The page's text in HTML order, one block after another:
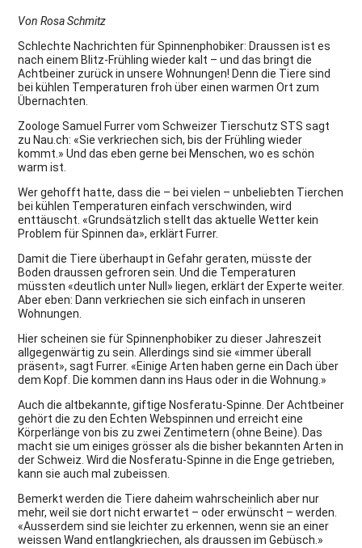
Von Rosa Schmitz
Schlechte Nachrichten für Spinnenphobiker: Draussen ist es
nach einem Blitz-Frühling wieder kalt – und das bringt die
Achtbeiner zurück in unsere Wohnungen! Denn die Tiere sind
bei kühlen Temperaturen froh über einen warmen Ort zum
Übernachten.
Zoologe Samuel Furrer vom Schweizer Tierschutz STS sagt
zu Nau.ch: «Sie verkriechen sich, bis der Frühling wieder
kommt.» Und das eben gerne bei Menschen, wo es schön
warm ist.
Wer gehofft hatte, dass die – bei vielen – unbeliebten Tierchen
bei kühlen Temperaturen einfach verschwinden, wird
enttäuscht. «Grundsätzlich stellt das aktuelle Wetter kein
Problem für Spinnen da», erklärt Furrer.
Damit die Tiere überhaupt in Gefahr geraten, müsste der
Boden draussen gefroren sein. Und die Temperaturen
müssten «deutlich unter Null» liegen, erklärt der Experte weiter.
Aber eben: Dann verkriechen sie sich einfach in unseren
Wohnungen.
Hier scheinen sie für Spinnenphobiker zu dieser Jahreszeit
allgegenwärtig zu sein. Allerdings sind sie «immer überall
präsent», sagt Furrer. «Einige Arten haben gerne ein Dach über
dem Kopf. Die kommen dann ins Haus oder in die Wohnung.»
Auch die altbekannte, giftige Nosferatu-Spinne. Der Achtbeiner
gehört die zu den Echten Webspinnen und erreicht eine
Körperlänge von bis zu zwei Zentimetern (ohne Beine). Das
macht sie um einiges grösser als die bisher bekannten Arten in
der Schweiz. Wird die Nosferatu-Spinne in die Enge getrieben,
kann sie auch mal zubeissen.
Bemerkt werden die Tiere daheim wahrscheinlich aber nur
mehr, weil sie dort nicht erwartet – oder erwünscht – werden.
«Ausserdem sind sie leichter zu erkennen, wenn sie an einer
weissen Wand entlangkriechen, als draussen im Gebüsch.»